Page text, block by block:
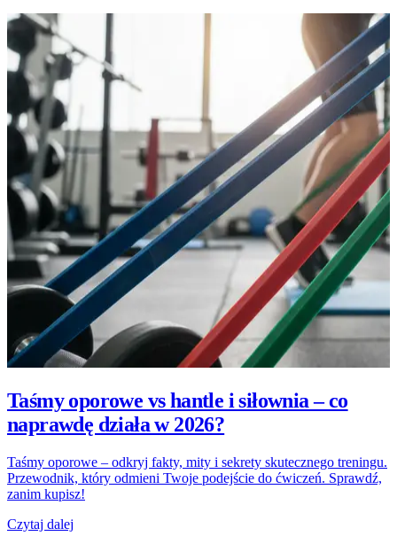
Taśmy oporowe vs hantle i siłownia – co
naprawdę działa w 2026?
Taśmy oporowe – odkryj fakty, mity i sekrety skutecznego treningu.
Przewodnik, który odmieni Twoje podejście do ćwiczeń. Sprawdź,
zanim kupisz!
Czytaj dalej